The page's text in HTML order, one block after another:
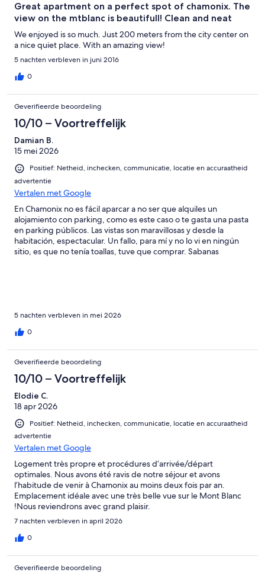
Great apartment on a perfect spot of chamonix. The
view on the mtblanc is beautifull! Clean and neat
We enjoyed is so much. Just 200 meters from the city center on
a nice quiet place. With an amazing view!
5 nachten verbleven in juni 2016
0
Geverifieerde beoordeling
10/10 – Voortreffelijk
Damian B.
15 mei 2026
Positief: Netheid, inchecken, communicatie, locatie en accuraatheid
advertentie
Vertalen met Google
En Chamonix no es fácil aparcar a no ser que alquiles un
alojamiento con parking, como es este caso o te gasta una pasta
en parking públicos. Las vistas son maravillosas y desde la
habitación, espectacular. Un fallo, para mí y no lo vi en ningún
sitio, es que no tenía toallas, tuve que comprar. Sabanas
5 nachten verbleven in mei 2026
0
Geverifieerde beoordeling
10/10 – Voortreffelijk
Elodie C.
18 apr 2026
Positief: Netheid, inchecken, communicatie, locatie en accuraatheid
advertentie
Vertalen met Google
Logement très propre et procédures d’arrivée/départ
optimales. Nous avons été ravis de notre séjour et avons
l’habitude de venir à Chamonix au moins deux fois par an.
Emplacement idéale avec une très belle vue sur le Mont Blanc
!Nous reviendrons avec grand plaisir.
7 nachten verbleven in april 2026
0
Geverifieerde beoordeling